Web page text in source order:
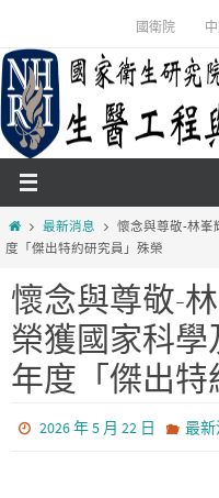
國衛院
最新消息
懷念與尊敬-林峯
度「傑出特約研究員」殊榮
懷念與尊敬-
榮獲國家科學
年度「傑出
2026 年 5 月 22 日 最新